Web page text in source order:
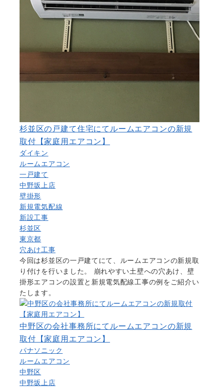
杉並区の戸建て住宅にてルームエアコンの新規
取付【家庭用エアコン】
ダイキン
ルームエアコン
一戸建て
中野坂上店
壁掛形
新規電気配線
新設工事
杉並区
東京都
穴あけ工事
今回は杉並区の一戸建てにて、ルームエアコンの新規取
り付けを行いました。 崩れやすい土壁への穴あけ、壁
掛形エアコンの設置と新規電気配線工事の例をご紹介い
たします。
中野区の会社事務所にてルームエアコンの新規
取付【家庭用エアコン】
パナソニック
ルームエアコン
中野区
中野坂上店